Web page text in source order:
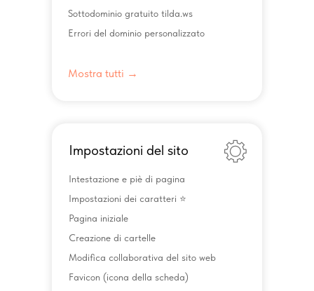
Sottodominio gratuito tilda.ws
Errori del dominio personalizzato
Mostra tutti →
Impostazioni del sito
Intestazione e piè di pagina
Impostazioni dei caratteri ⭐️
Pagina iniziale
Creazione di cartelle
Modifica collaborativa del sito web
Favicon (icona della scheda)